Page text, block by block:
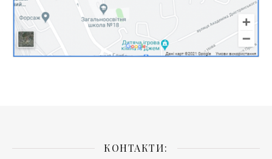
КОНТАКТИ: